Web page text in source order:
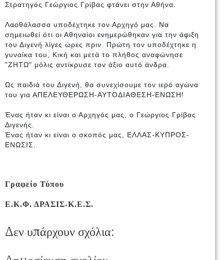
Στρατηγός Γεώργιος Γρίβας φτάνει στην Αθήνα.
Λαοθάλασσα υποδέχτηκε τον Αρχηγό μας. Να
σημειωθεί ότι οι Αθηναίοι ενημερώθηκαν για την άφιξη
του Διγενή λίγες ώρες πριν. Πρώτη τον υποδέχτηκε η
γυναίκα του, Κική και μετά το πλήθος αναφώνησε
"ΖΗΤΩ" μόλις αντίκρυσε τον άξιο αυτό άνδρα.
Ως παιδιά του Διγενή, θα συνεχίσουμε τον ιερό αγώνα
του για ΑΠΕΛΕΥΘΕΡΩΣΗ-ΑΥΤΟΔΙΑΘΕΣΗ-ΕΝΩΣΗ!
Ένας ήταν κι είναι ο Αρχηγός μας, ο Γεώργιος Γρίβας
Διγενής.
Ένας ήταν κι είναι ο σκοπός μας, ΕΛΛΑΣ-ΚΥΠΡΟΣ-
ΕΝΩΣΙΣ.
Γραφείο Τύπου
Ε.Κ.Φ. ΔΡΑΣΙΣ-Κ.Ε.Σ.
Δεν υπάρχουν σχόλια: